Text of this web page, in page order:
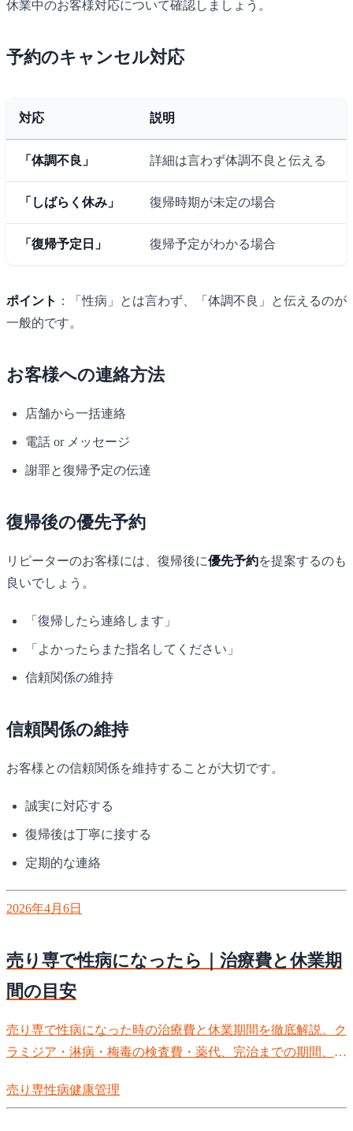
休業中のお客様対応について確認しましょう。
予約のキャンセル対応
対応 説明
「体調不良」 詳細は言わず体調不良と伝える
「しばらく休み」 復帰時期が未定の場合
「復帰予定日」 復帰予定がわかる場合
ポイント ：「性病」とは言わず、「体調不良」と伝えるのが
一般的です。
お客様への連絡方法
店舗から一括連絡
電話 or メッセージ
謝罪と復帰予定の伝達
復帰後の優先予約
リピーターのお客様には、復帰後に優先予約を提案するのも
良いでしょう。
「復帰したら連絡します」
「よかったらまた指名してください」
信頼関係の維持
信頼関係の維持
お客様との信頼関係を維持することが大切です。
誠実に対応する
復帰後は丁寧に接する
定期的な連絡
2026年4月6日
売り専で性病になったら｜治療費と休業期
間の目安
売り専で性病になった時の治療費と休業期間を徹底解説。ク
ラミジア・淋病・梅毒の検査費・薬代、完治までの期間、働
売り専性病健康管理